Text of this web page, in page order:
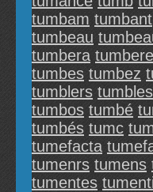
tumbam tumbant
tumbeau
tumbera
tumbes tumbez
tumblers tumbles
tumbos tumbé
tumbés tumc
tumefacta
tumenrs tumens
tumentes